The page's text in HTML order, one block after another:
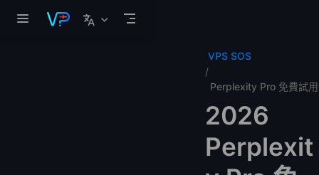
跳至主要內容
VPS SOS
Perplexity Pro 免費試用
2026
Perplexit